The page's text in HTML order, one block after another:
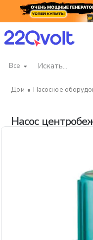
Все
Искать...
Насос
Насосное